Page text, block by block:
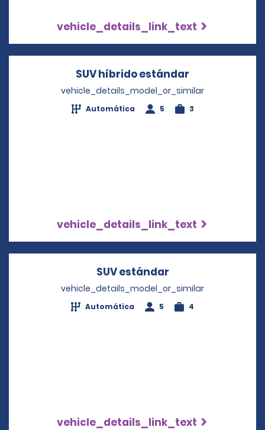
vehicle_details_link_text
SUV híbrido estándar
vehicle_details_model_or_similar
Automática 5 3
vehicle_details_link_text
SUV estándar
vehicle_details_model_or_similar
Automática 5 4
vehicle_details_link_text